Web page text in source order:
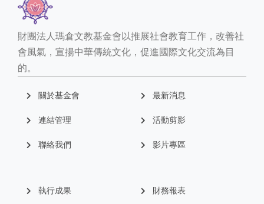
財團法人瑪倉文教基金會以推展社會教育工作，改善社
會風氣，宣揚中華傳統文化，促進國際文化交流為目
的。
關於基金會
連結管理
聯絡我們
最新消息
活動剪影
影片專區
執行成果 財務報表